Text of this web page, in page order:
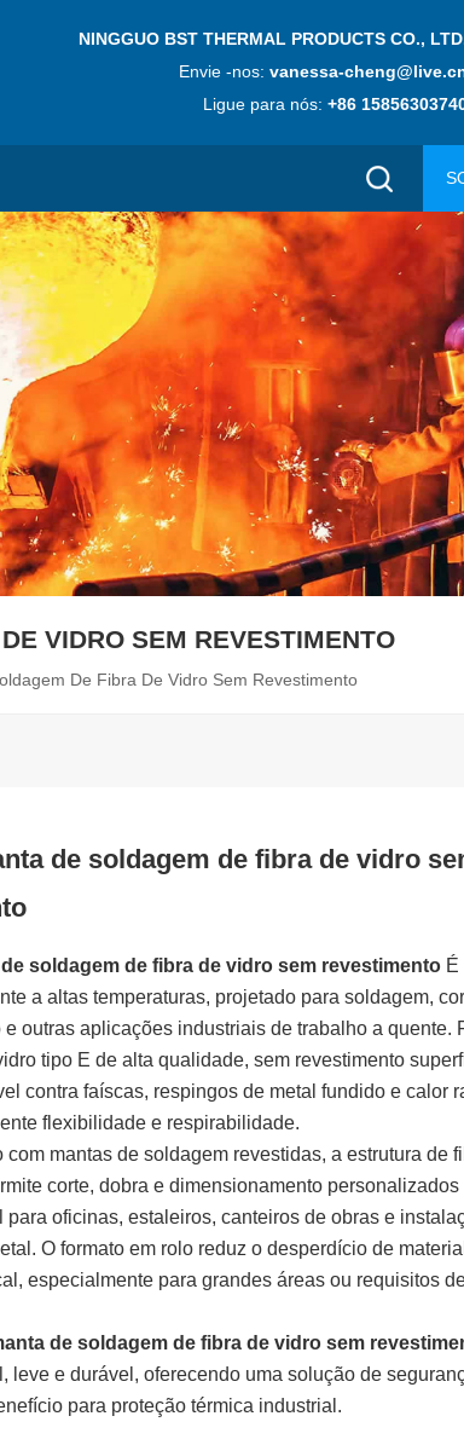
NINGGUO BST THERMAL PRODUCTS CO.,
Envie -nos: vanessa-
Ligue para nós: +86
VIDRO SEM REVESTIMENTO
De Fibra De Vidro Sem Revestimento
de soldagem de fibra de vidro
soldagem de fibra de vidro sem revestimento
a altas temperaturas, projetado para soldagem,
outras aplicações industriais de trabalho a quente.
tipo E de alta qualidade, sem revestimento
contra faíscas, respingos de metal fundido e calor
flexibilidade e respirabilidade.
com mantas de soldagem revestidas, a estrutura de
corte, dobra e dimensionamento personalizados
para oficinas, estaleiros, canteiros de obras e
O formato em rolo reduz o desperdício de
especialmente para grandes áreas ou requisitos
de soldagem de fibra de vidro sem
leve e durável, oferecendo uma solução de
para proteção térmica industrial.